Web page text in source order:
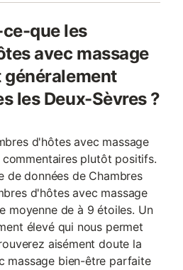
que les
avec massage
les Deux-Sèvres ?
d'hôtes avec massage
plutôt positifs.
de données de Chambres
d'hôtes avec massage
moyenne de à 9 étoiles. Un
élevé qui nous permet
aisément doute la
massage bien-être parfaite